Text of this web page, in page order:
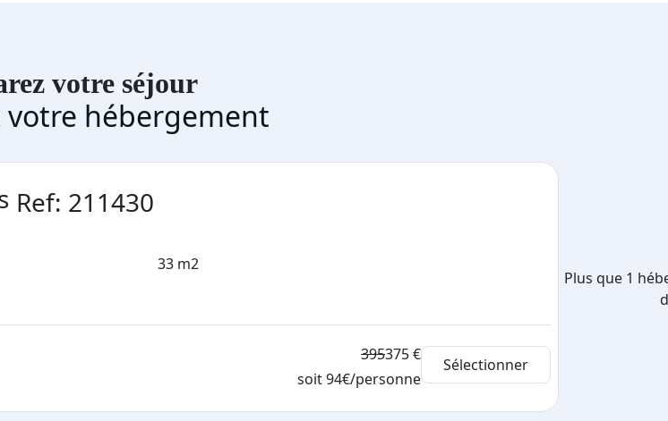
votre séjour
votre hébergement
Ref: 211430
33 m2
Plus que 1
395375 €
soit 94€/personne
Sélectionner